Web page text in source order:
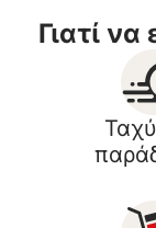
Γιατί